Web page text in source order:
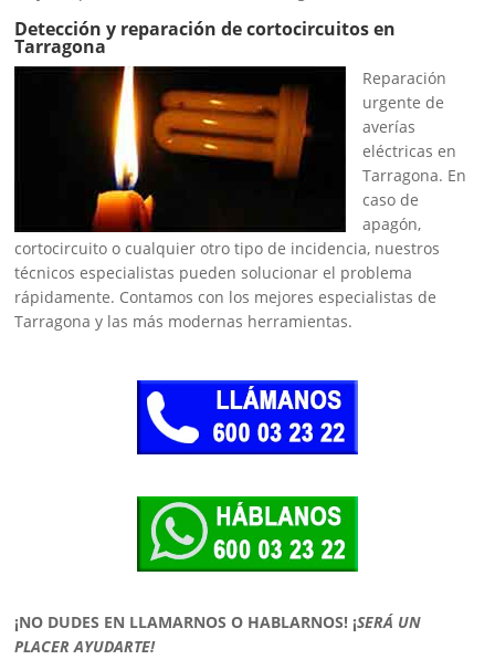
Detección y reparación de cortocircuitos en
Tarragona
Reparación
urgente de
averías
eléctricas en
Tarragona. En
caso de
apagón,
cortocircuito o cualquier otro tipo de incidencia, nuestros
técnicos especialistas pueden solucionar el problema
rápidamente. Contamos con los mejores especialistas de
Tarragona y las más modernas herramientas.
¡NO DUDES EN LLAMARNOS O HABLARNOS! ¡SERÁ UN
PLACER AYUDARTE!